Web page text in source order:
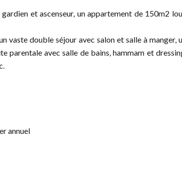
et ascenseur, un appartement de 150m2
vaste double séjour avec salon et salle à manger,
parentale avec salle de bains, hammam et
annuel